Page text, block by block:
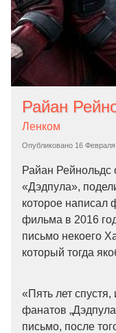
Опубликовано 16 Февраля
Ленком
Райан Рейнольдс
«Дэдпула»,
которое написал
фильма в 2016
письмо некоего
который тогда
«Пять лет
фанатов
письмо, после